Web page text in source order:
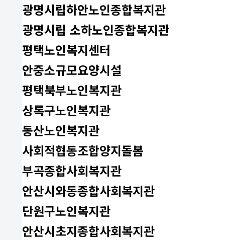
광명시립하안노인종합복지관
광명시립 소하노인종합복지관
평택노인복지센터
안중소규모요양시설
평택북부노인복지관
상록구노인복지관
동산노인복지관
사회적협동조합양지돌봄
부곡종합사회복지관
안산시와동종합사회복지관
단원구노인복지관
안산시초지종합사회복지관